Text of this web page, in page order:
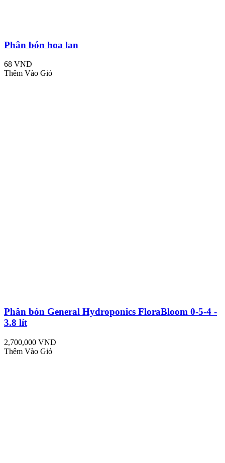
Phân bón hoa lan
68 VND
Thêm Vào Giỏ
Phân bón General Hydroponics FloraBloom 0-5-4 -
3.8 lít
2,700,000 VND
Thêm Vào Giỏ